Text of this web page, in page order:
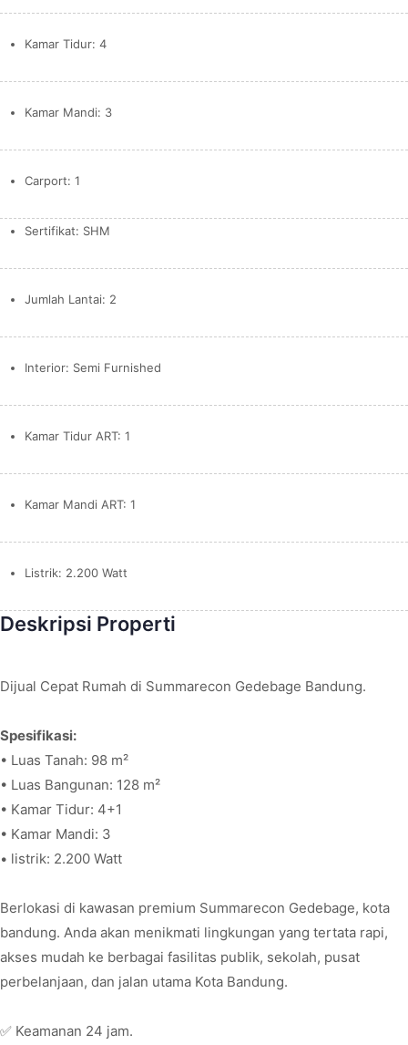
Kamar Tidur: 4
Kamar Mandi: 3
Carport: 1
Sertifikat: SHM
Jumlah Lantai: 2
Interior: Semi Furnished
Kamar Tidur ART: 1
Kamar Mandi ART: 1
Listrik: 2.200 Watt
Deskripsi Properti
Dijual Cepat Rumah di Summarecon Gedebage Bandung.
Spesifikasi:
• Luas Tanah: 98 m²
• Luas Bangunan: 128 m²
• Kamar Tidur: 4+1
• Kamar Mandi: 3
• listrik: 2.200 Watt
Berlokasi di kawasan premium Summarecon Gedebage, kota
bandung. Anda akan menikmati lingkungan yang tertata rapi,
akses mudah ke berbagai fasilitas publik, sekolah, pusat
perbelanjaan, dan jalan utama Kota Bandung.
✅ Keamanan 24 jam.